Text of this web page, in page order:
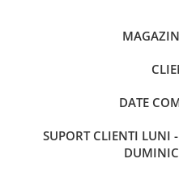
DATE
SUPORT CLIENTI LUNI